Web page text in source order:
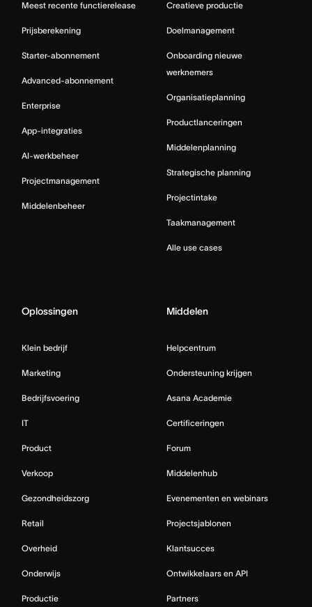
Meest recente functierelease
Prijsberekening
Starter-abonnement
Advanced-abonnement
Enterprise
App-integraties
AI-werkbeheer
Projectmanagement
Middelenbeheer
Creatieve productie
Doelmanagement
Onboarding nieuwe
werknemers
Organisatieplanning
Productlanceringen
Middelenplanning
Strategische planning
Projectintake
Taakmanagement
Alle use cases
Oplossingen
Klein bedrijf
Marketing
Bedrijfsvoering
IT
Product
Verkoop
Gezondheidszorg
Retail
Overheid
Onderwijs
Productie
Middelen
Helpcentrum
Ondersteuning krijgen
Asana Academie
Certificeringen
Forum
Middelenhub
Evenementen en webinars
Projectsjablonen
Klantsucces
Ontwikkelaars en API
Partners